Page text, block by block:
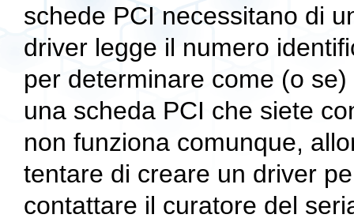
schede PCI necessitano di
driver legge il numero
per determinare come (o
una scheda PCI che siete
non funziona comunque,
tentare di creare un driver
contattare il curatore del